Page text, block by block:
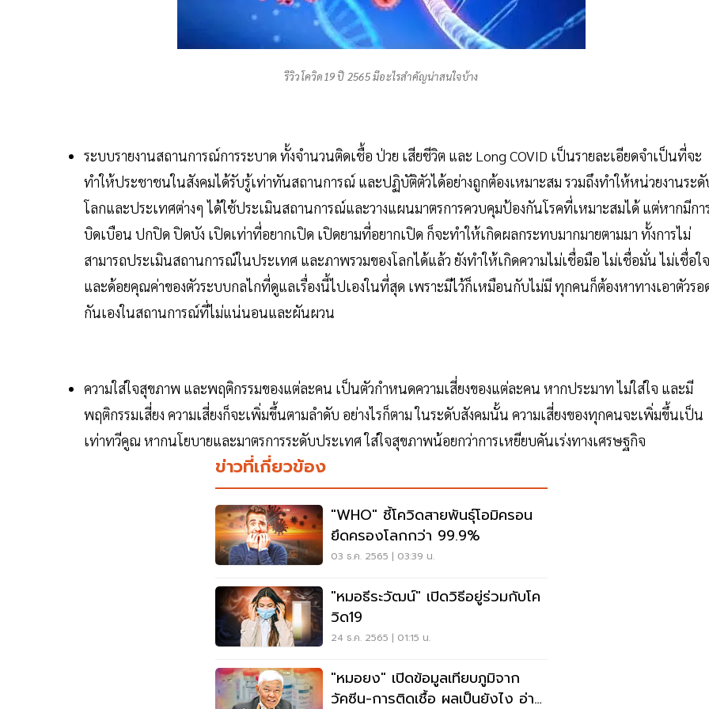
รีวิวโควิด19 ปี 2565 มีอะไรสำคัญน่าสนใจบ้าง
ระบบรายงานสถานการณ์การระบาด ทั้งจำนวนติดเชื้อ ป่วย เสียชีวิต และ Long COVID เป็นรายละเอียดจำเป็นที่จะ
ทำให้ประชาชนในสังคมได้รับรู้เท่าทันสถานการณ์ และปฏิบัติตัวได้อย่างถูกต้องเหมาะสม รวมถึงทำให้หน่วยงานระดั
โลกและประเทศต่างๆ ได้ใช้ประเมินสถานการณ์และวางแผนมาตรการควบคุมป้องกันโรคที่เหมาะสมได้ แต่หากมีกา
บิดเบือน ปกปิด ปิดบัง เปิดเท่าที่อยากเปิด เปิดยามที่อยากเปิด ก็จะทำให้เกิดผลกระทบมากมายตามมา ทั้งการไม่
สามารถประเมินสถานการณ์ในประเทศ และภาพรวมของโลกได้แล้ว ยังทำให้เกิดความไม่เชื่อมือ ไม่เชื่อมั่น ไม่เชื่อใจ
และด้อยคุณค่าของตัวระบบกลไกที่ดูแลเรื่องนี้ไปเองในที่สุด เพราะมีไว้ก็เหมือนกับไม่มี ทุกคนก็ต้องหาทางเอาตัวรอ
กันเองในสถานการณ์ที่ไม่แน่นอนและผันผวน
ความใส่ใจสุขภาพ และพฤติกรรมของแต่ละคน เป็นตัวกำหนดความเสี่ยงของแต่ละคน หากประมาท ไม่ใส่ใจ และมี
พฤติกรรมเสี่ยง ความเสี่ยงก็จะเพิ่มขึ้นตามลำดับ อย่างไรก็ตาม ในระดับสังคมนั้น ความเสี่ยงของทุกคนจะเพิ่มขึ้นเป็น
เท่าทวีคูณ หากนโยบายและมาตรการระดับประเทศ ใส่ใจสุขภาพน้อยกว่าการเหยียบคันเร่งทางเศรษฐกิจ
ข่าวที่เกี่ยวข้อง
"WHO" ชี้โควิดสายพันธุ์โอมิครอน
ยึดครองโลกกว่า 99.9%
03 ธ.ค. 2565 | 03:39 น.
"หมอธีระวัฒน์" เปิดวิธีอยู่ร่วมกับโค
วิด19
24 ธ.ค. 2565 | 01:15 น.
"หมอยง" เปิดข้อมูลเทียบภูมิจาก
วัคซีน-การติดเชื้อ ผลเป็นยังไง อ่าน